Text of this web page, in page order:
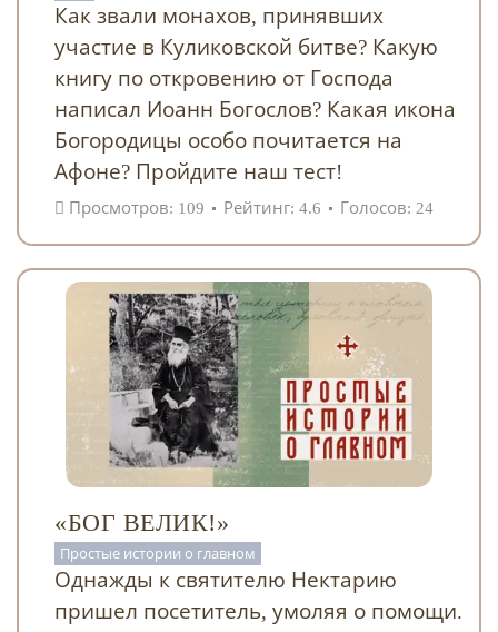
Как звали монахов, принявших
участие в Куликовской битве? Какую
книгу по откровению от Господа
написал Иоанн Богослов? Какая икона
Богородицы особо почитается на
Афоне? Пройдите наш тест!
Просмотров: 109 Рейтинг: 4.6 Голосов: 24
«БОГ ВЕЛИК!»
Простые истории о главном
Однажды к святителю Нектарию
пришел посетитель, умоляя о помощи.